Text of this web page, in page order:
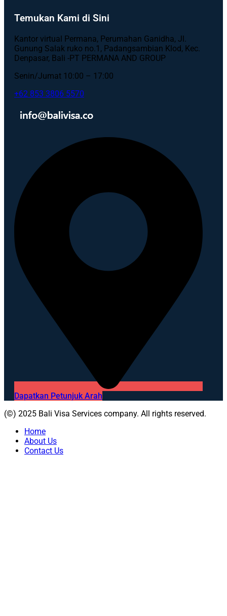
Temukan Kami di Sini
Kantor virtual Permana, Perumahan Ganidha, Jl.
Gunung Salak ruko no.1, Padangsambian Klod, Kec.
Denpasar, Bali -PT PERMANA AND GROUP
Senin/Jumat 10:00 – 17:00
+62 853 3806 5570
Dapatkan Petunjuk Arah
(©) 2025 Bali Visa Services company. All rights reserved.
Home
About Us
Contact Us